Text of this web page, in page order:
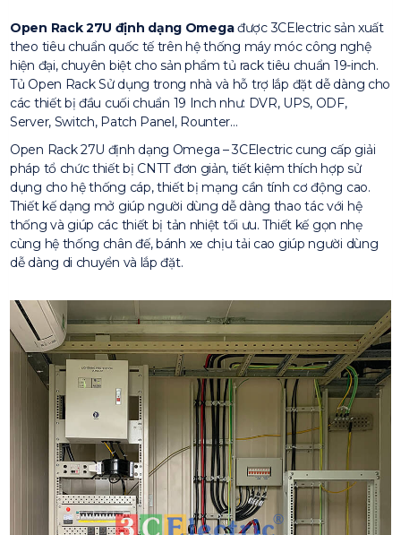
Open Rack 27U định dạng Omegađược 3CElectric sản xuất
theo tiêu chuẩn quốc tế trên hệ thống máy móc công nghệ
hiện đại, chuyên biệt cho sản phẩm tủ rack tiêu chuẩn 19-inch.
Tủ Open Rack Sử dụng trong nhà và hỗ trợ lắp đặt dễ dàng cho
các thiết bị đầu cuối chuẩn 19 Inch như: DVR, UPS, ODF,
Server, Switch, Patch Panel, Rounter…
Open Rack 27U định dạng Omega – 3CElectric cung cấp giải
pháp tổ chức thiết bị CNTT đơn giản, tiết kiệm thích hợp sử
dụng cho hệ thống cáp, thiết bị mạng cần tính cơ động cao.
Thiết kế dạng mở giúp người dùng dễ dàng thao tác với hệ
thống và giúp các thiết bị tản nhiệt tối ưu. Thiết kế gọn nhẹ
cùng hệ thống chân đế, bánh xe chịu tải cao giúp người dùng
dễ dàng di chuyển và lắp đặt.